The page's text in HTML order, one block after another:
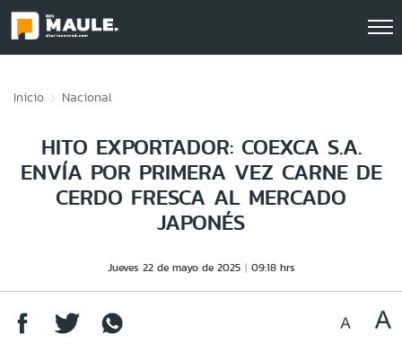
Inicio Nacional
HITO EXPORTADOR: COEXCA S.A.
ENVÍA POR PRIMERA VEZ CARNE DE
CERDO FRESCA AL MERCADO
JAPONÉS
Jueves 22 de mayo de 2025 09:18 hrs